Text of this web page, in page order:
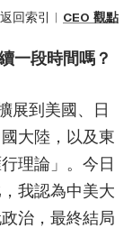
返回索引︱ CEO 觀點
一段時間嗎？
展到美國、日
大陸，以及東
理論」。今日
我認為中美大
治，最終結局